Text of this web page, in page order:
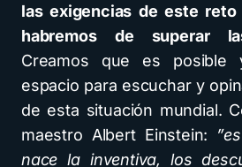
las exigencias de este
habremos de superar
Creamos que es posible
espacio para escuchar y
de esta situación mundial.
maestro Albert Einstein:
nace la inventiva, los